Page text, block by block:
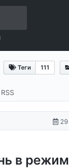
Теги 111
RSS
в